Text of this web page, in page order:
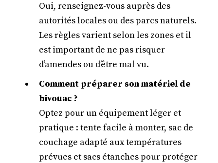
Oui, renseignez-vous auprès des
autorités locales ou des parcs naturels.
Les règles varient selon les zones et il
est important de ne pas risquer
d’amendes ou d’être mal vu.
Comment préparer son matériel de
bivouac ?
Optez pour un équipement léger et
pratique : tente facile à monter, sac de
couchage adapté aux températures
prévues et sacs étanches pour protéger